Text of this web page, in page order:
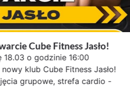
Cube Fitness Jasło!
18.03 o godzinie 16:00
klub Cube Fitness Jasło!
grupowe, strefa cardio -